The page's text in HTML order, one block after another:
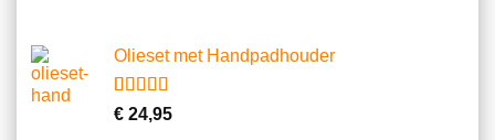
Olieset met Handpadhouder
Gewaardeerd
op 5
11
€24,95